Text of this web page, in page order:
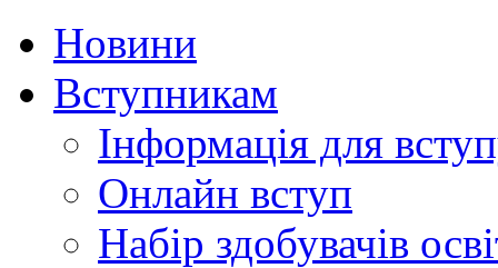
Новини
Вступникам
Інформація для
Онлайн вступ
Набір здобувачів